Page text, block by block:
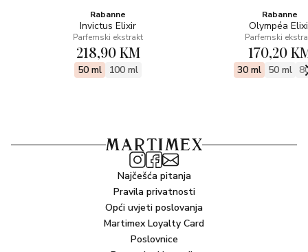
Rabanne
Invictus Elixir
Parfemski ekstrakt
218,90 KM
50 ml 100 ml
Rabanne
Olympéa
Parfemski
170,20
30 ml 50 ml
Najčešća pitanja
Pravila privatnosti
Opći uvjeti poslovanja
Martimex Loyalty Card
Poslovnice